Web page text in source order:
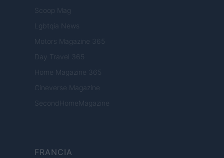
Scoop Mag
Lgbtqia News
Motors Magazine 365
Day Travel 365
Home Magazine 365
Cineverse Magazine
SecondHomeMagazine
FRANCIA